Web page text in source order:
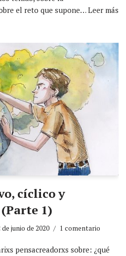
el reto que supone…Leer más
cíclico y
1)
de junio de 2020 1 comentario
pensacreadorxs sobre: ¿qué